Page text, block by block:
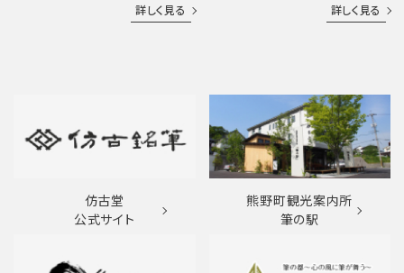
詳しく見る 詳しく見る
仿古堂
公式サイト
熊野町観光案内所
筆の駅